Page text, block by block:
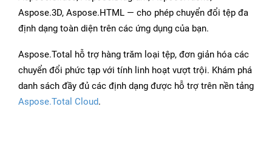
Aspose.3D, Aspose.HTML — cho phép chuyển đổi tệp đa
định dạng toàn diện trên các ứng dụng của bạn.
Aspose.Total hỗ trợ hàng trăm loại tệp, đơn giản hóa các
chuyển đổi phức tạp với tính linh hoạt vượt trội. Khám phá
danh sách đầy đủ các định dạng được hỗ trợ trên nền tảng
Aspose.Total Cloud.